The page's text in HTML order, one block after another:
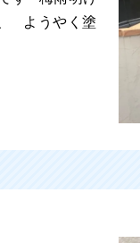
ようやく塗